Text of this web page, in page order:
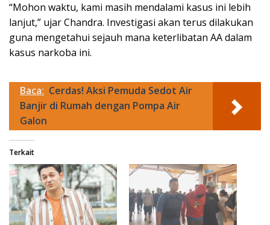
“Mohon waktu, kami masih mendalami kasus ini lebih
lanjut,” ujar Chandra. Investigasi akan terus dilakukan
guna mengetahui sejauh mana keterlibatan AA dalam
kasus narkoba ini.
Baca: Cerdas! Aksi Pemuda Sedot Air
Banjir di Rumah dengan Pompa Air
Galon
Terkait